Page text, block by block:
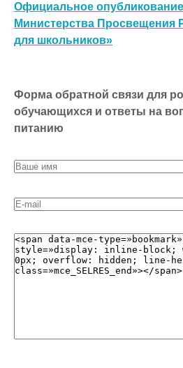
Официальное
Министерства Просвещения
для школьников»
Форма обратной связи для
обучающихся и ответы на
питанию